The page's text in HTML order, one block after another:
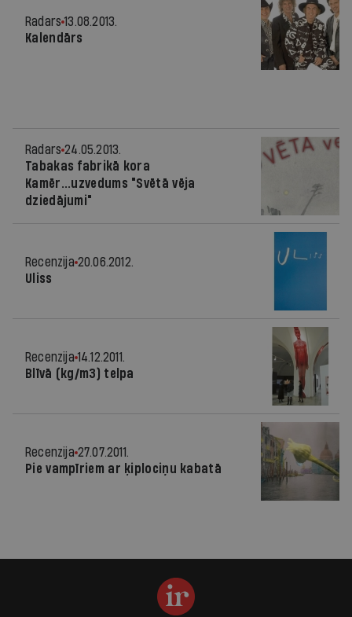
Radars 13.08.2013.
Kalendārs
Radars 24.05.2013.
Tabakas fabrikā kora
Kamēr...uzvedums "Svētā vēja
dziedājumi"
Recenzija 20.06.2012.
Uliss
Recenzija 14.12.2011.
Blīvā (kg/m3) telpa
Recenzija 27.07.2011.
Pie vampīriem ar ķiplociņu kabatā